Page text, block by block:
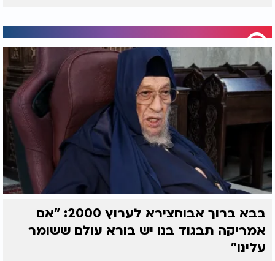
בבא ברוך אבוחצירא לערוץ 2000: "אם
אמריקה תבגוד בנו יש בורא עולם ששומר
עלינו"